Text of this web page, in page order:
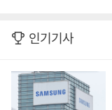
인기기사